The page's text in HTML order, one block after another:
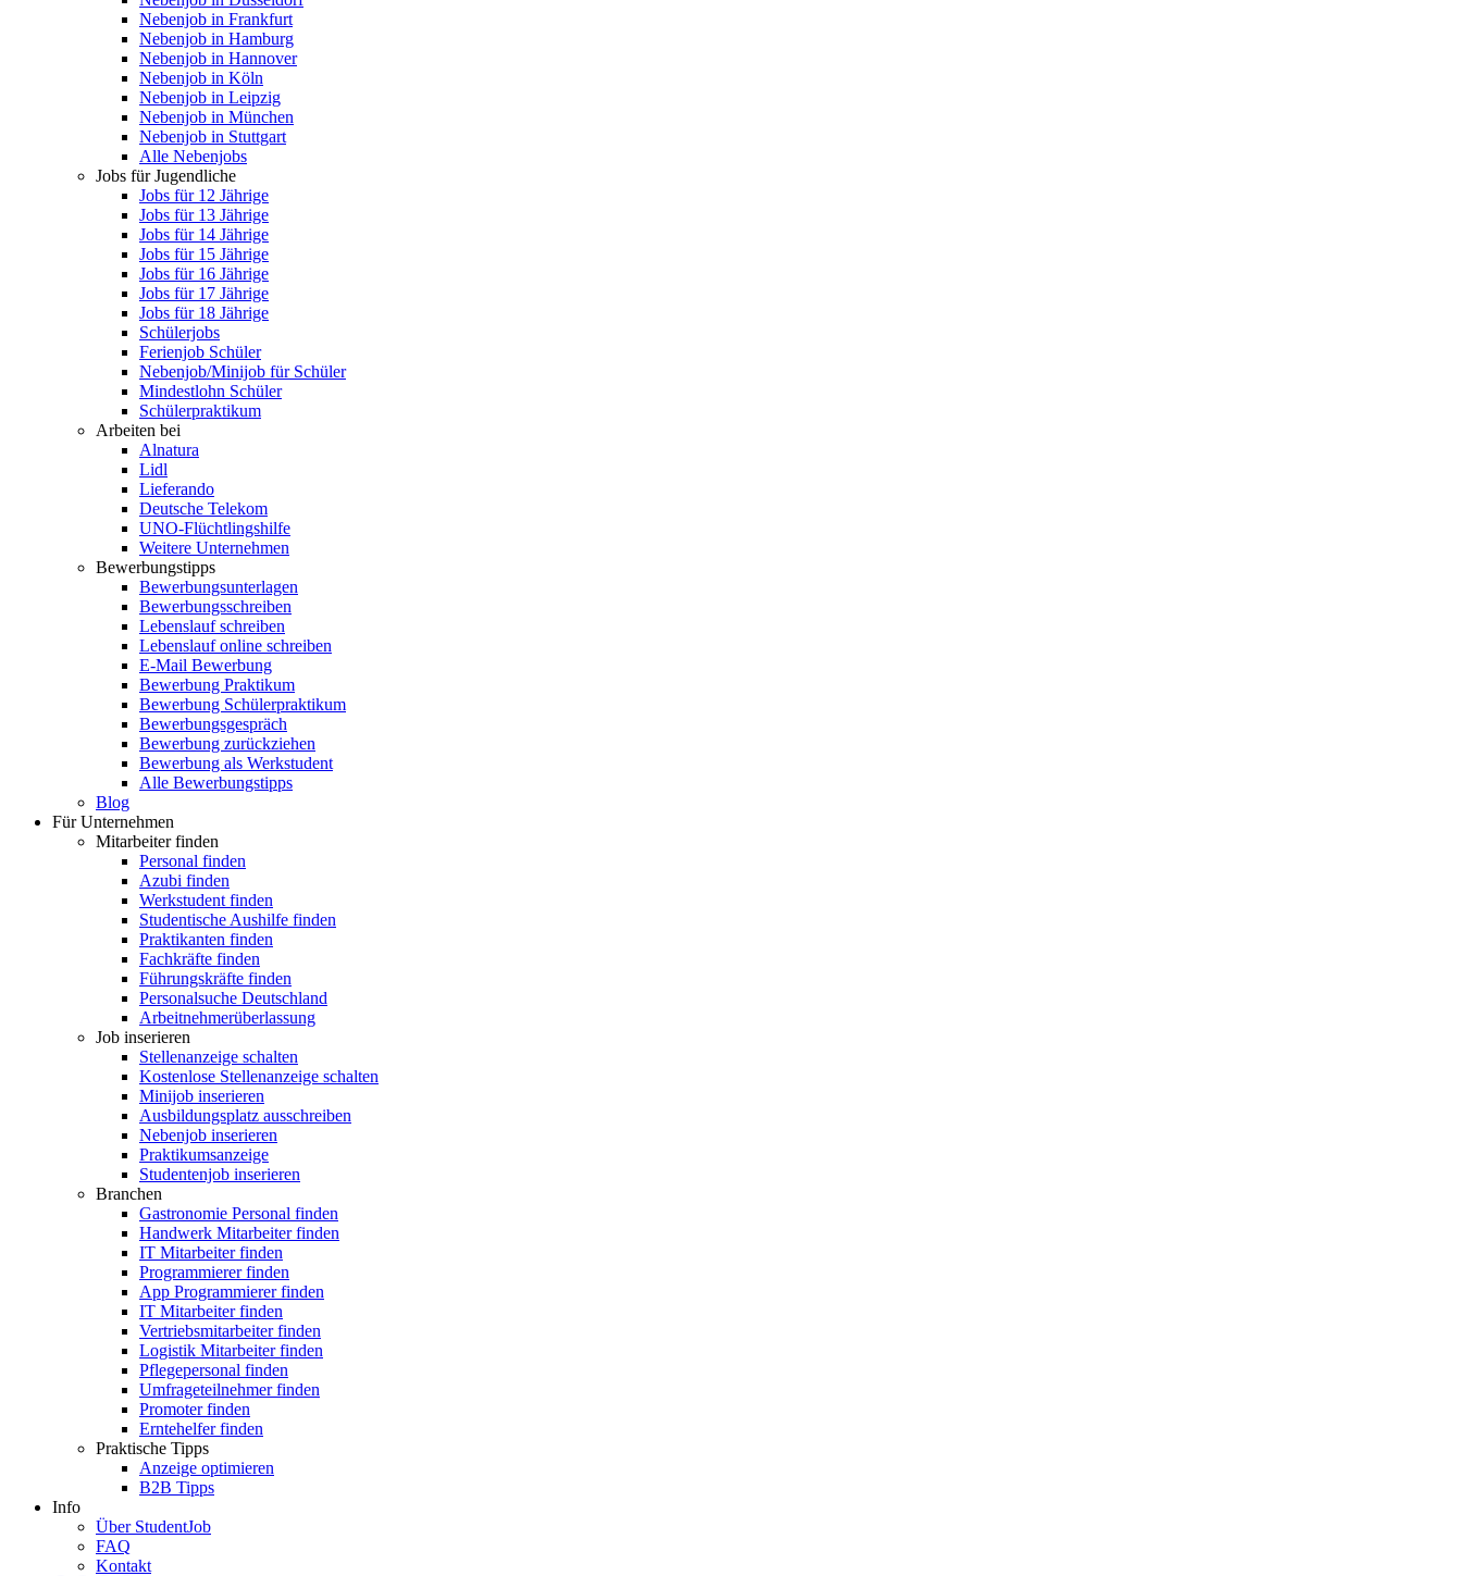
Nebenjob in Frankfurt
Nebenjob in Hamburg
Nebenjob in Hannover
Nebenjob in Köln
Nebenjob in Leipzig
Nebenjob in München
Nebenjob in Stuttgart
Alle Nebenjobs
Jobs für Jugendliche
Jobs für 12 Jährige
Jobs für 13 Jährige
Jobs für 14 Jährige
Jobs für 15 Jährige
Jobs für 16 Jährige
Jobs für 17 Jährige
Jobs für 18 Jährige
Schülerjobs
Ferienjob Schüler
Nebenjob/Minijob für Schüler
Mindestlohn Schüler
Schülerpraktikum
Arbeiten bei
Alnatura
Lidl
Lieferando
Deutsche Telekom
UNO-Flüchtlingshilfe
Weitere Unternehmen
Bewerbungstipps
Bewerbungsunterlagen
Bewerbungsschreiben
Lebenslauf schreiben
Lebenslauf online schreiben
E-Mail Bewerbung
Bewerbung Praktikum
Bewerbung Schülerpraktikum
Bewerbungsgespräch
Bewerbung zurückziehen
Bewerbung als Werkstudent
Alle Bewerbungstipps
Blog
Für Unternehmen
Mitarbeiter finden
Personal finden
Azubi finden
Werkstudent finden
Studentische Aushilfe finden
Praktikanten finden
Fachkräfte finden
Führungskräfte finden
Personalsuche Deutschland
Arbeitnehmerüberlassung
Job inserieren
Stellenanzeige schalten
Kostenlose Stellenanzeige schalten
Minijob inserieren
Ausbildungsplatz ausschreiben
Nebenjob inserieren
Praktikumsanzeige
Studentenjob inserieren
Branchen
Gastronomie Personal finden
Handwerk Mitarbeiter finden
IT Mitarbeiter finden
Programmierer finden
App Programmierer finden
IT Mitarbeiter finden
Vertriebsmitarbeiter finden
Logistik Mitarbeiter finden
Pflegepersonal finden
Umfrageteilnehmer finden
Promoter finden
Erntehelfer finden
Praktische Tipps
Anzeige optimieren
B2B Tipps
Info
Über StudentJob
FAQ
Kontakt